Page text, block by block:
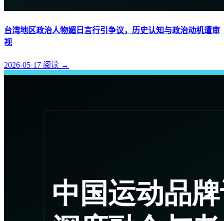
台湾地区政治人物媚日言行引争议，历史认知与政治动机遭审
视
2026-05-17 阅读 →